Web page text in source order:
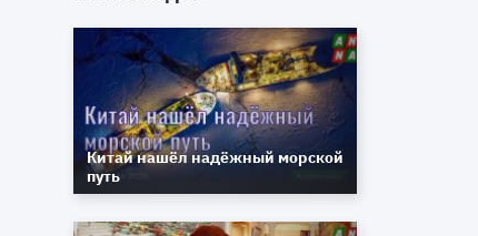
Китай нашёл надёжный морской
путь